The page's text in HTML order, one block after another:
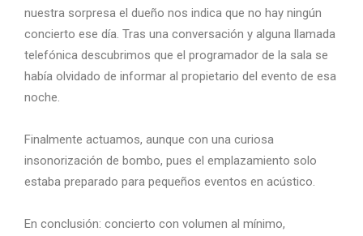
nuestra sorpresa el dueño nos indica que no hay ningún
concierto ese día. Tras una conversación y alguna llamada
telefónica descubrimos que el programador de la sala se
había olvidado de informar al propietario del evento de esa
noche.
Finalmente actuamos, aunque con una curiosa
insonorización de bombo, pues el emplazamiento solo
estaba preparado para pequeños eventos en acústico.
En conclusión: concierto con volumen al mínimo,